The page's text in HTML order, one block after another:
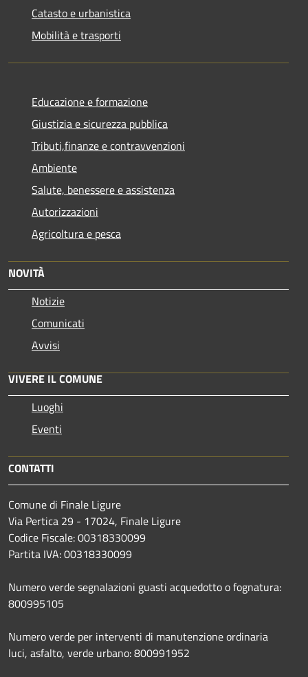
Catasto e urbanistica
Mobilità e trasporti
Educazione e formazione
Giustizia e sicurezza pubblica
Tributi,finanze e contravvenzioni
Ambiente
Salute, benessere e assistenza
Autorizzazioni
Agricoltura e pesca
NOVITÀ
Notizie
Comunicati
Avvisi
VIVERE IL COMUNE
Luoghi
Eventi
CONTATTI
Comune di Finale Ligure
Via Pertica 29 - 17024, Finale Ligure
Codice Fiscale: 00318330099
Partita IVA: 00318330099
Numero verde segnalazioni guasti acquedotto o fognatura:
800995105
Numero verde per interventi di manutenzione ordinaria
luci, asfalto, verde urbano: 800991952